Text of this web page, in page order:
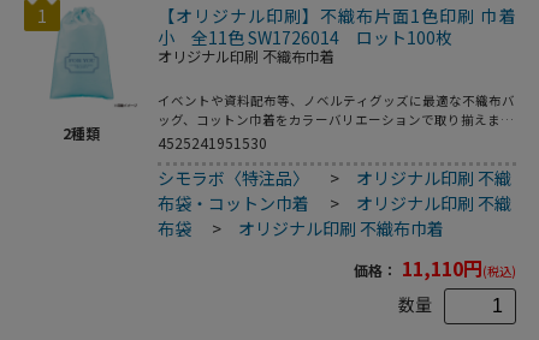
1
2種類
【オリジナル印刷】不織布片面1色印刷 巾着
小 全11色 SW1726014 ロット100枚
オリジナル印刷 不織布巾着
イベントや資料配布等、ノベルティグッズに最適な不織布バ
ッグ、コットン巾着をカラーバリエーションで取り揃えまし
た。片面シルク1色印刷、印刷領域は別途テンプレートでご
4525241951530
シモラボ〈特注品〉 > オリジナル印刷 不織
布袋・コットン巾着
> オリジナル印刷 不織
布袋
> オリジナル印刷 不織布巾着
価格： 11,110円(税込)
数量